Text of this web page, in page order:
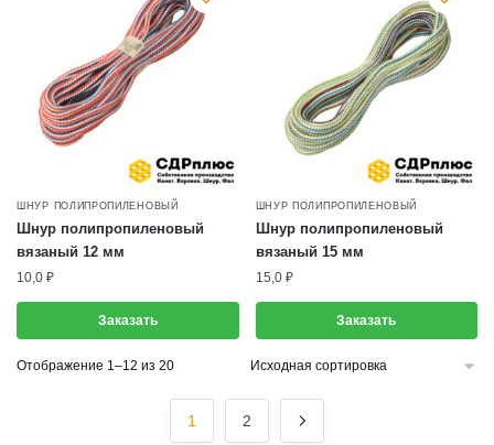
ШНУР ПОЛИПРОПИЛЕНОВЫЙ
Шнур полипропиленовый
вязаный 12 мм
10,0 ₽
Заказать
ШНУР ПОЛИПРОПИЛЕНОВЫЙ
Шнур полипропиленовый
вязаный 15 мм
15,0 ₽
Заказать
Отображение 1–12 из 20
1 2